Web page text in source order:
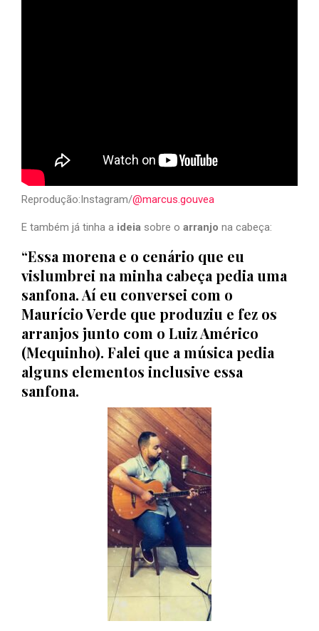
Reprodução:Instagram/@marcus.gouvea
E também já tinha a ideia sobre o arranjo na cabeça:
“Essa morena e o cenário que eu
vislumbrei na minha cabeça pedia uma
sanfona. Aí eu conversei com o
Maurício Verde que produziu e fez os
arranjos junto com o Luiz Américo
(Mequinho). Falei que a música pedia
alguns elementos inclusive essa
sanfona.